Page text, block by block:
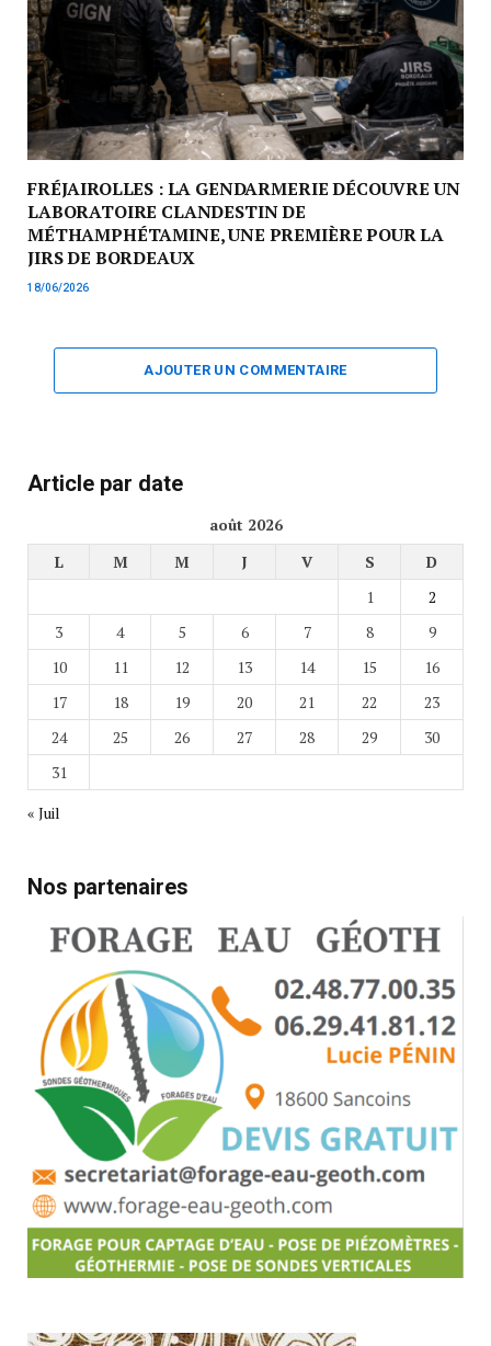
FRÉJAIROLLES : LA GENDARMERIE DÉCOUVRE UN
LABORATOIRE CLANDESTIN DE
MÉTHAMPHÉTAMINE, UNE PREMIÈRE POUR LA
JIRS DE BORDEAUX
18/06/2026
AJOUTER UN COMMENTAIRE
Article par date
août 2026
L
M M J V S
D
1
2
3
4 5 6 7 8
9
10
11 12 13 14 15
16
17
18 19 20 21 22
23
24
25 26 27 28 29
30
31
« Juil
Nos partenaires